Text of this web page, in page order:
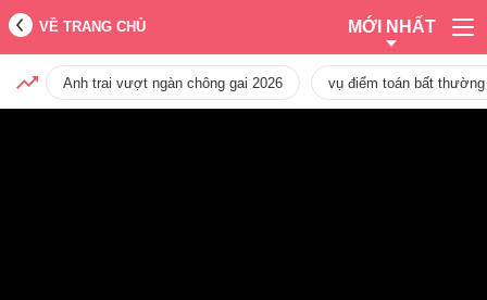
VỀ TRANG CHỦ MỚI NHẤT
Anh trai vượt ngàn chông gai 2026 vụ điểm toán bất